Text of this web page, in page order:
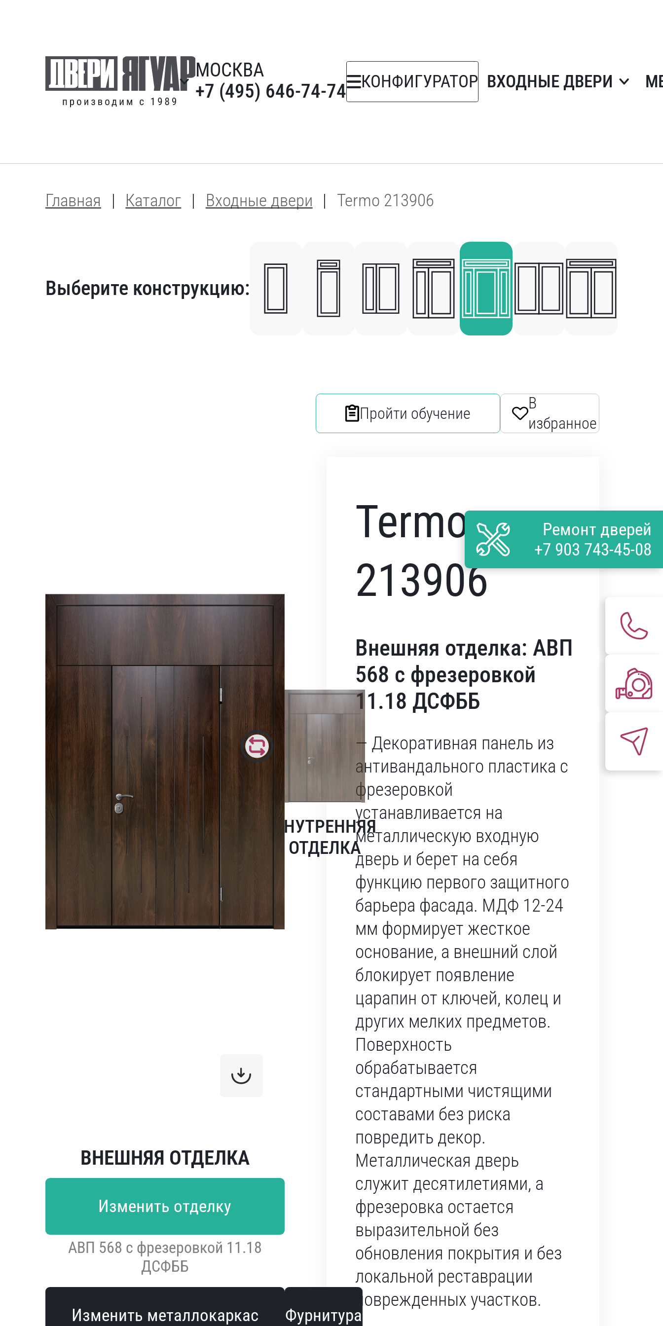
МОСКВА
+7 (495) 646-74-74
КОНФИГУРАТОР ВХОДНЫЕ ДВЕРИ
Главная Каталог Входные двери Termo 213906
Выберите конструкцию:
ВНУТРЕННЯЯ
ОТДЕЛКА
ВНЕШНЯЯ ОТДЕЛКА
Изменить отделку
АВП 568 с фрезеровкой 11.18
ДСФББ
Изменить металлокаркас Фурнитура
Пройти обучение
В
избранное
Termo
213906
Внешняя отделка: АВП
568 с фрезеровкой
11.18 ДСФББ
— Декоративная панель из
антивандального пластика с
фрезеровкой
устанавливается на
металлическую входную
дверь и берет на себя
функцию первого защитного
барьера фасада. МДФ 12-24
мм формирует жесткое
основание, а внешний слой
блокирует появление
царапин от ключей, колец и
других мелких предметов.
Поверхность
обрабатывается
стандартными чистящими
составами без риска
повредить декор.
Металлическая дверь
служит десятилетиями, а
фрезеровка остается
выразительной без
обновления покрытия и без
локальной реставрации
поврежденных участков.
Ремонт дверей
+7 903 743-45-08